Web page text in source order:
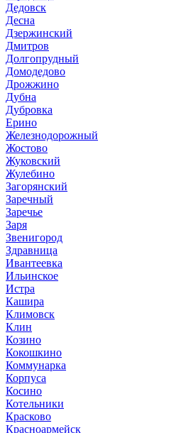
Дедовск
Десна
Дзержинский
Дмитров
Долгопрудный
Домодедово
Дрожжино
Дубна
Дубровка
Ерино
Железнодорожный
Жостово
Жуковский
Жулебино
Загорянский
Заречный
Заречье
Заря
Звенигород
Здравница
Ивантеевка
Ильинское
Истра
Кашира
Климовск
Клин
Козино
Кокошкино
Коммунарка
Корпуса
Косино
Котельники
Красково
Красноармейск